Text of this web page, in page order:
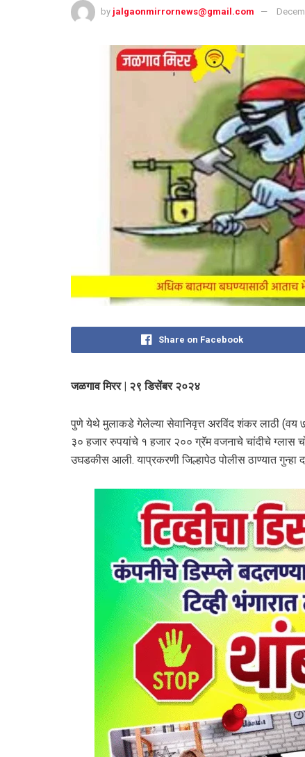
by jalgaonmirrornews@gmail.com
Share on Facebook
जळगाव मिरर | २९ डिसेंबर २०२४
पुणे येथे मुलाकडे गेलेल्या सेवानिवृत्त अरविंद शंकर लाठी (वय
३० हजार रुपयांचे १ हजार २०० ग्रॅम वजनाचे चांदीचे ग्लास
उघडकीस आली. याप्रकरणी जिल्हापेठ पोलीस ठाण्यात